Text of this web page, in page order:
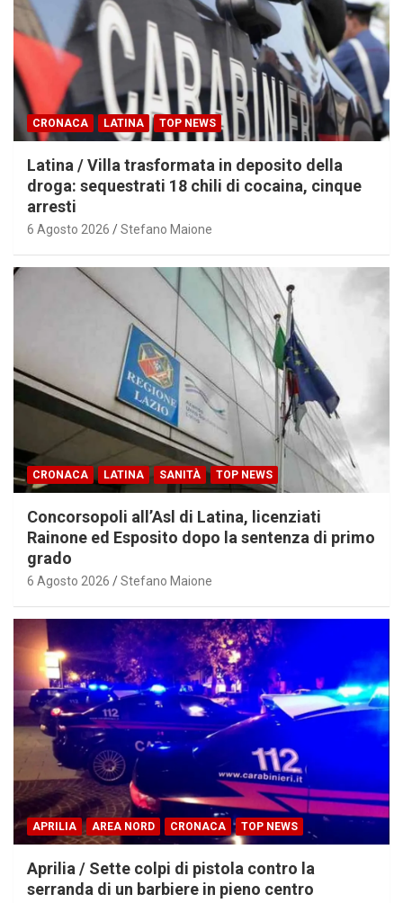
CRONACA LATINA TOP NEWS
Latina / Villa trasformata in deposito della
droga: sequestrati 18 chili di cocaina, cinque
arresti
6 Agosto 2026 Stefano Maione
CRONACA LATINA SANITÀ TOP NEWS
Concorsopoli all’Asl di Latina, licenziati
Rainone ed Esposito dopo la sentenza di primo
grado
6 Agosto 2026 Stefano Maione
APRILIA AREA NORD CRONACA TOP NEWS
Aprilia / Sette colpi di pistola contro la
serranda di un barbiere in pieno centro